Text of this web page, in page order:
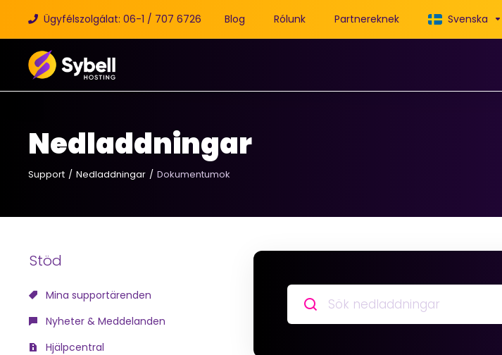
Ügyfélszolgálat: 06-1 / 707 6726 Blog Rólunk Partnereknek Svenska
Nedladdningar
Support Nedladdningar Dokumentumok
Stöd
Mina supportärenden
Nyheter & Meddelanden
Hjälpcentral